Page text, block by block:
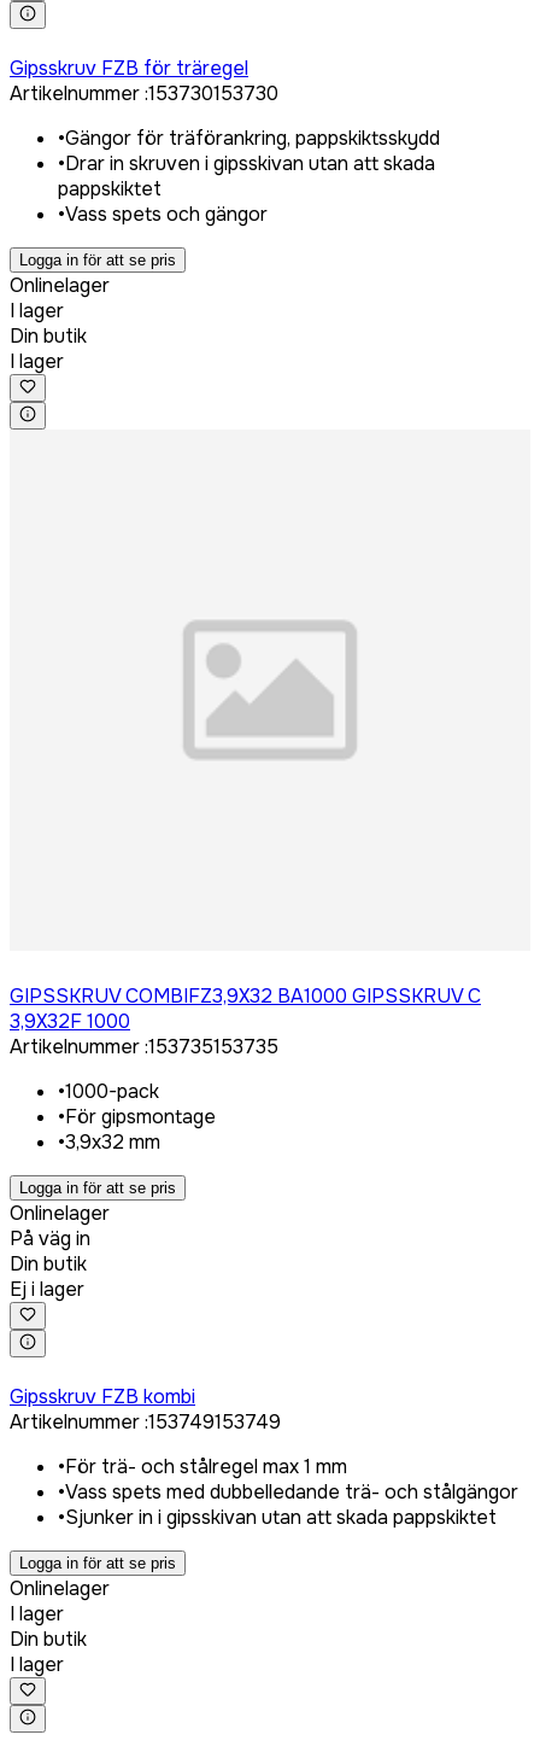
Gipsskruv FZB för träregel
Artikelnummer:153730153730
•Gängor för träförankring, pappskiktsskydd
•Drar in skruven i gipsskivan utan att skada
pappskiktet
•Vass spets och gängor
Logga in för att se pris
Onlinelager
I lager
Din butik
I lager
GIPSSKRUV COMBIFZ3,9X32 BA1000 GIPSSKRUV C
3,9X32F 1000
Artikelnummer:153735153735
•1000-pack
•För gipsmontage
•3,9x32 mm
Logga in för att se pris
Onlinelager
På väg in
Din butik
Ej i lager
Gipsskruv FZB kombi
Artikelnummer:153749153749
•För trä- och stålregel max 1 mm
•Vass spets med dubbelledande trä- och stålgängor
•Sjunker in i gipsskivan utan att skada pappskiktet
Logga in för att se pris
Onlinelager
I lager
Din butik
I lager